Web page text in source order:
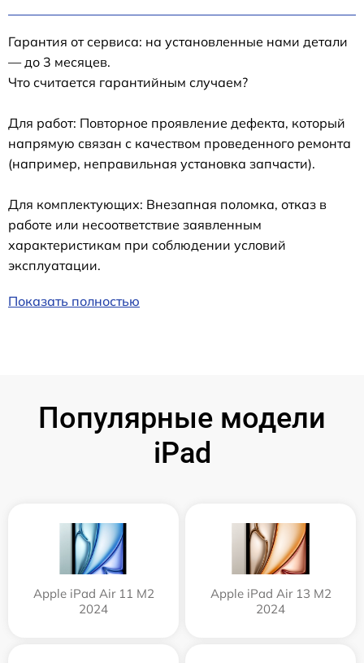
Гарантия от сервиса: на установленные нами детали
— до 3 месяцев.
Что считается гарантийным случаем?
Для работ: Повторное проявление дефекта, который
напрямую связан с качеством проведенного ремонта
(например, неправильная установка запчасти).
Для комплектующих: Внезапная поломка, отказ в
работе или несоответствие заявленным
характеристикам при соблюдении условий
эксплуатации.
Показать полностью
Популярные модели
iPad
Apple iPad Air 11 M2
2024
Apple iPad Air 13 M2
2024